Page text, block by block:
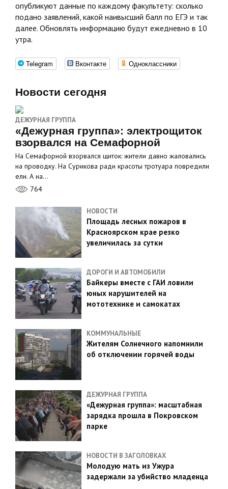
опубликуют данные по каждому факультету: сколько
подано заявлений, какой наивысший балл по ЕГЭ и так
далее. Обновлять информацию будут ежедневно в 10
утра.
Telegram Вконтакте Одноклассники
Новости сегодня
ДЕЖУРНАЯ ГРУППА
«Дежурная группа»: электрощиток
взорвался на Семафорной
На Семафорной взорвался щиток: жители давно жаловались
на проводку. На Сурикова ради красоты тротуара повредили
ели. А на…
764
НОВОСТИ
Площадь лесных пожаров в
Красноярском крае резко
увеличилась за сутки
ДОРОГИ И АВТОМОБИЛИ
Байкеры вместе с ГАИ ловили
юных нарушителей на
мототехнике и самокатах
КОММУНАЛЬНЫЕ
Жителям Солнечного напомнили
об отключении горячей воды
ДЕЖУРНАЯ ГРУППА
«Дежурная группа»: масштабная
зарядка прошла в Покровском
парке
НОВОСТИ В ЗАГОЛОВКАХ
Молодую мать из Ужура
задержали за убийство младенца